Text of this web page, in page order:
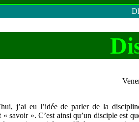
j’ai eu l’idée de parler de la
« savoir ». C’est ainsi qu’un disciple est